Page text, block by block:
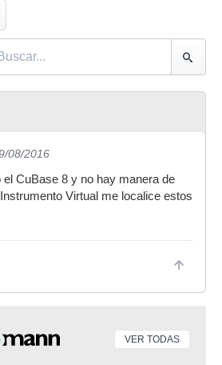
08/2016
el CuBase 8 y no hay manera de
Virtual me localice estos
VER TODAS